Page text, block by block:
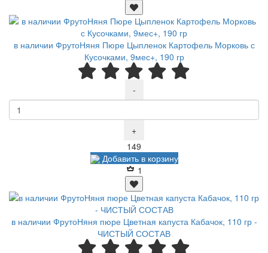
в наличии ФрутоНяня Пюре Цыпленок Картофель Морковь с
Кусочками, 9мес+, 190 гр
-
+
149
Добавить в корзину
1
в наличии ФрутоНяня пюре Цветная капуста Кабачок, 110 гр -
ЧИСТЫЙ СОСТАВ